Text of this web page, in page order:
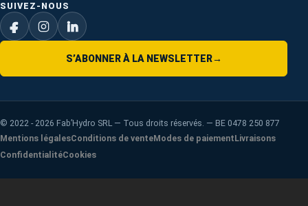
SUIVEZ-NOUS
S’ABONNER À LA NEWSLETTER→
© 2022 - 2026 Fab’Hydro SRL — Tous droits réservés. — BE 0478 250 877
Mentions légalesConditions de venteModes de paiementLivraisons
ConfidentialitéCookies